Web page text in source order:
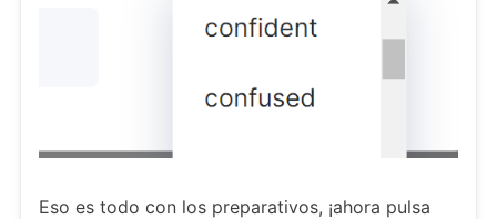
Eso es todo con los preparativos, ¡ahora pulsa